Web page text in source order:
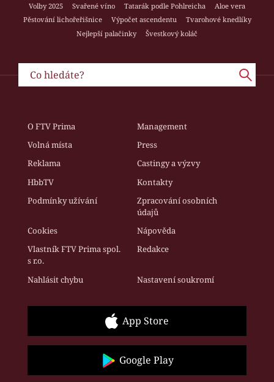
Volby 2025
Svařené víno Tatarák podle Pohlreicha
Aloe vera
Pěstování lichořeřišnice
Výpočet ascendentu
Tvarohové knedlíky
Nejlepší palačinky
Švestkový koláč
O FTV Prima
Management
Volná místa
Press
Reklama
Castingy a výzvy
HbbTV
Kontakty
Podmínky užívání
Zpracování osobních
údajů
Cookies
Nápověda
Vlastník FTV Prima spol.
s r.o.
Redakce
Nahlásit chybu Nastavení soukromí
App Store
Google Play